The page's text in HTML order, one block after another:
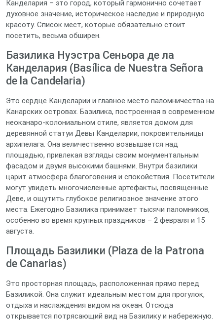
Канделария – это город, который гармонично сочетает
духовное значение, историческое наследие и природную
красоту. Список мест, которые обязательно стоит
посетить, весьма обширен.
Базилика Нуэстра Сеньора де ла
Канделария (Basílica de Nuestra Señora
de la Candelaria)
Это сердце Канделарии и главное место паломничества на
Канарских островах. Базилика, построенная в современном
неоканаро-колониальном стиле, является домом для
деревянной статуи Девы Канделарии, покровительницы
архипелага. Она величественно возвышается над
площадью, привлекая взгляды своим монументальным
фасадом и двумя высокими башнями. Внутри базилики
царит атмосфера благоговения и спокойствия. Посетители
могут увидеть многочисленные артефакты, посвященные
Деве, и ощутить глубокое религиозное значение этого
места. Ежегодно Базилика принимает тысячи паломников,
особенно во время крупных праздников – 2 февраля и 15
августа.
Площадь Базилики (Plaza de la Patrona
de Canarias)
Это просторная площадь, расположенная прямо перед
Базиликой. Она служит идеальным местом для прогулок,
отдыха и наслаждения видом на океан. Отсюда
открывается потрясающий вид на Базилику и набережную.